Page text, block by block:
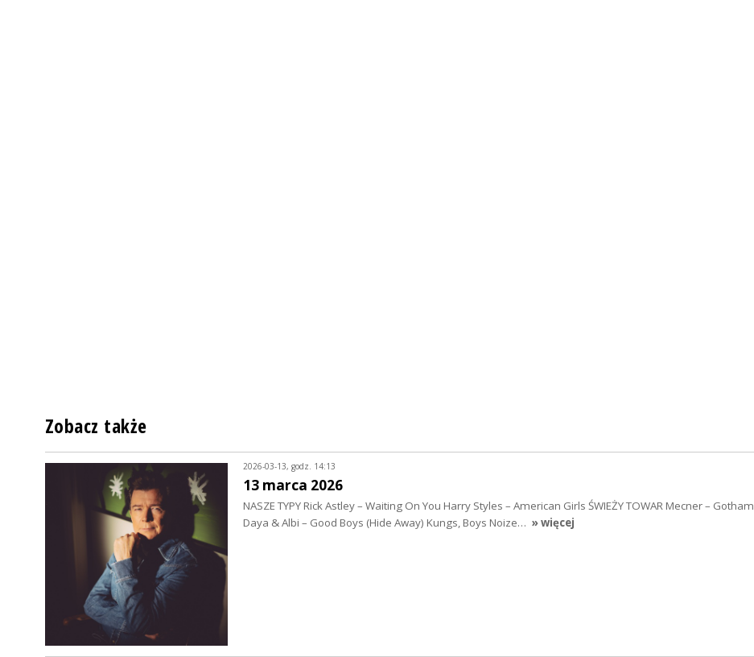
Zobacz także
2026-03-13, godz. 14:13
13 marca 2026
NASZE TYPY Rick Astley – Waiting On You Harry Styles – American Girls ŚWIEŻY TOWAR Mecner – Gotham
Daya & Albi – Good Boys (Hide Away) Kungs, Boys Noize… » więcej